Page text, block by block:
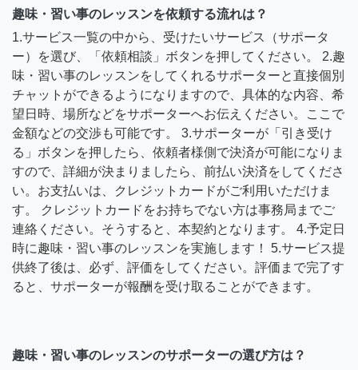
趣味・習い事のレッスンを依頼する流れは？
1.サービス一覧の中から、受けたいサービス（サポータ
ー）を選び、「依頼相談」ボタンを押してください。 2.趣
味・習い事のレッスンをしてくれるサポーターと直接個別
チャットができるようになりますので、具体的な内容、希
望日時、場所などをサポーターへお伝えください。ここで
金額などの交渉も可能です。 3.サポーターが「引き受け
る」ボタンを押したら、依頼者様側で決済が可能になりま
すので、詳細が決まりましたら、前払い決済をしてくださ
い。お支払いは、クレジットカードがご利用いただけま
す。 クレジットカードをお持ちでない方は事務局までご
連絡ください。そうすると、本契約となります。 4.予定日
時に趣味・習い事のレッスンを実施します！ 5.サービス提
供終了後は、必ず、評価をしてください。評価まで完了す
ると、サポーターが報酬を受け取ることができます。
趣味・習い事のレッスンのサポーターの選び方は？